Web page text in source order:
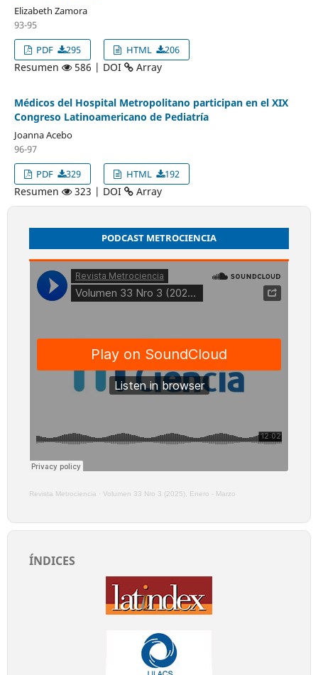
Elizabeth Zamora
93-95
PDF
295 HTML 206
Resumen 586 | DOI Array
Médicos del Hospital Metropolitano participan en el XIX
Congreso Latinoamericano de Pediatría
Joanna Acebo
96-97
PDF
329 HTML 192
Resumen 323 | DOI Array
PODCAST METROCIENCIA
Revista Metrociencia · Volumen 33 Nro 3 (2025), Enero - Marzo
ÍNDICES